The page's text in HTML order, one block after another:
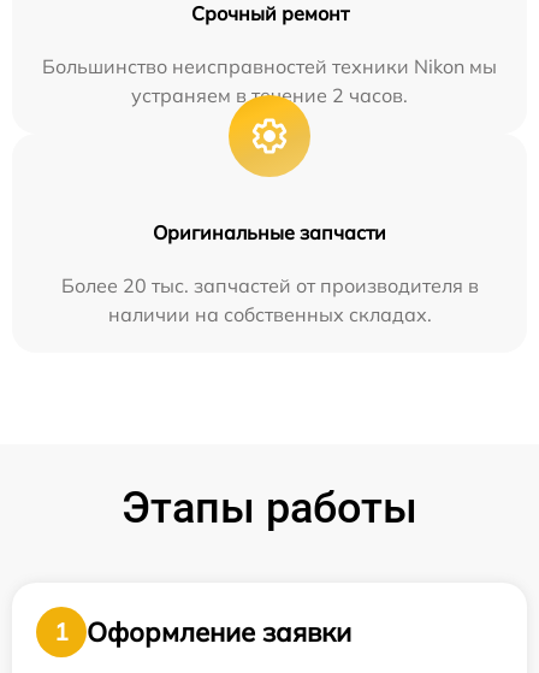
Срочный ремонт
Большинство неисправностей техники Nikon мы
устраняем в течение 2 часов.
Оригинальные запчасти
Более 20 тыс. запчастей от производителя в
наличии на собственных складах.
Этапы работы
1
Оформление заявки